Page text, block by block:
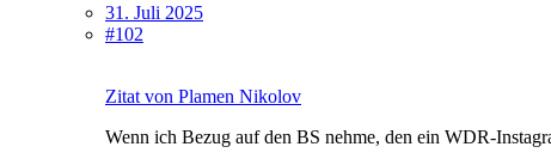
31. Juli 2025
#102
Zitat von Plamen Nikolov
Wenn ich Bezug auf den BS nehme, den ein